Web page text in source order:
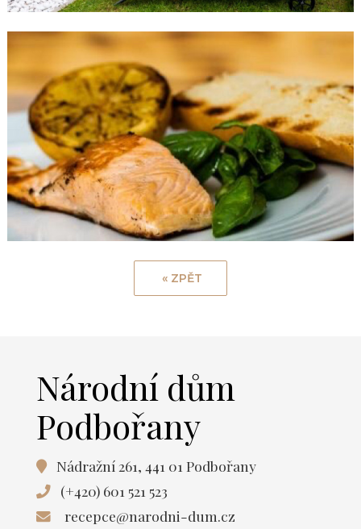
Národní dům
Podbořany
Nádražní 261, 441 01 Podbořany
(+420) 601 521 523
recepce@narodni-dum.cz